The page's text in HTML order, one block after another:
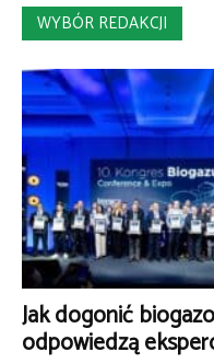
WYBÓR REDAKCJI
Jak dogonić
odpowiedzą